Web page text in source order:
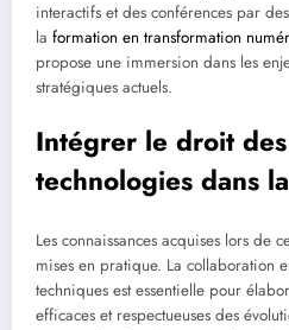
interactifs et des conférences par
la formation en transformation
propose une immersion dans les
stratégiques actuels.
Intégrer le droit
technologies dans
Les connaissances acquises lors de
mises en pratique. La collaboration
techniques est essentielle pour
efficaces et respectueuses des